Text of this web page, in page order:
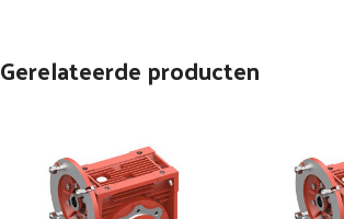
Gerelateerde producten